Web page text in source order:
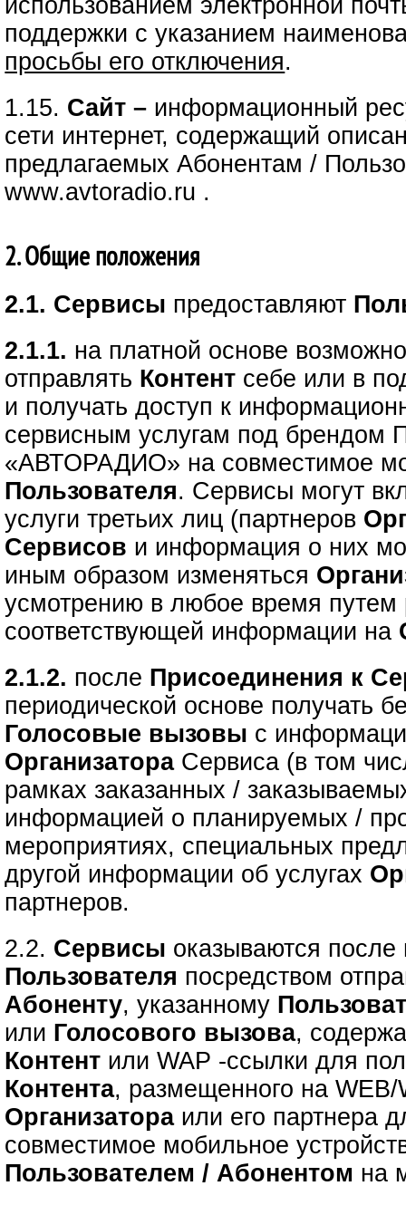
использованием электронной
поддержки с указанием
просьбы его отключения.
1.15. Сайт – информационный
сети интернет, содержащий
предлагаемых Абонентам /
www.avtoradio.ru .
2. Общие положения
2.1. Сервисы предоставляют
2.1.1. на платной основе
отправлять Контент себе или в
и получать доступ к
сервисным услугам под брендом
«АВТОРАДИО» на совместимое
Пользователя. Сервисы могут
услуги третьих лиц (партнеров
Сервисов и информация о них
иным образом изменяться
усмотрению в любое время
соответствующей информации на
2.1.2. после Присоединения к
периодической основе получать
Голосовые вызовы с
Организатора Сервиса (в том
рамках заказанных /
информацией о планируемых /
мероприятиях, специальных
другой информации об услугах
партнеров.
2.2. Сервисы оказываются
Пользователя посредством
Абоненту, указанному
или Голосового вызова,
Контент или WAP -ссылки для
Контента, размещенного на WEB/
Организатораили его партнера
совместимое мобильное
Пользователем / Абонентом на